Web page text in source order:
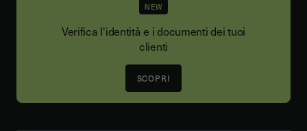
NEW
Verifica l'identità e i documenti dei tuoi
clienti
SCOPRI